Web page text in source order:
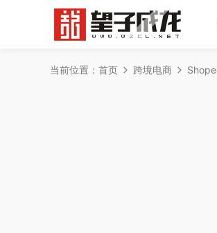
当前位置： 首页 跨境电商